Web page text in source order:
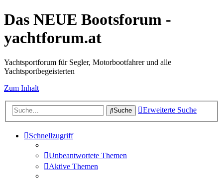
Das NEUE Bootsforum -
yachtforum.at
Yachtsportforum für Segler, Motorbootfahrer und alle
Yachtsportbegeisterten
Zum Inhalt
Suche Erweiterte Suche
Schnellzugriff
Unbeantwortete Themen
Aktive Themen